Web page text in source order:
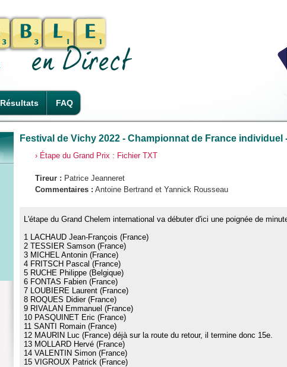
Résultats FAQ
Festival de Vichy 2022 - Championnat de France individuel
› Étape du Grand Prix : Fichier TXT
Tireur : Patrice Jeanneret
Commentaires : Antoine Bertrand et Yannick Rousseau
L'étape du Grand Chelem international va débuter d'ici une poignée de
1 LACHAUD Jean-François (France)
2 TESSIER Samson (France)
3 MICHEL Antonin (France)
4 FRITSCH Pascal (France)
5 RUCHE Philippe (Belgique)
6 FONTAS Fabien (France)
7 LOUBIERE Laurent (France)
8 ROQUES Didier (France)
9 RIVALAN Emmanuel (France)
10 PASQUINET Eric (France)
11 SANTI Romain (France)
12 MAURIN Luc (France) déjà sur la route du retour, il termine donc 15e.
13 MOLLARD Hervé (France)
14 VALENTIN Simon (France)
15 VIGROUX Patrick (France)